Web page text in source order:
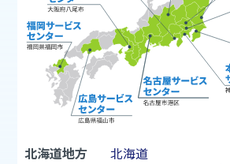
北海道地方
北海道